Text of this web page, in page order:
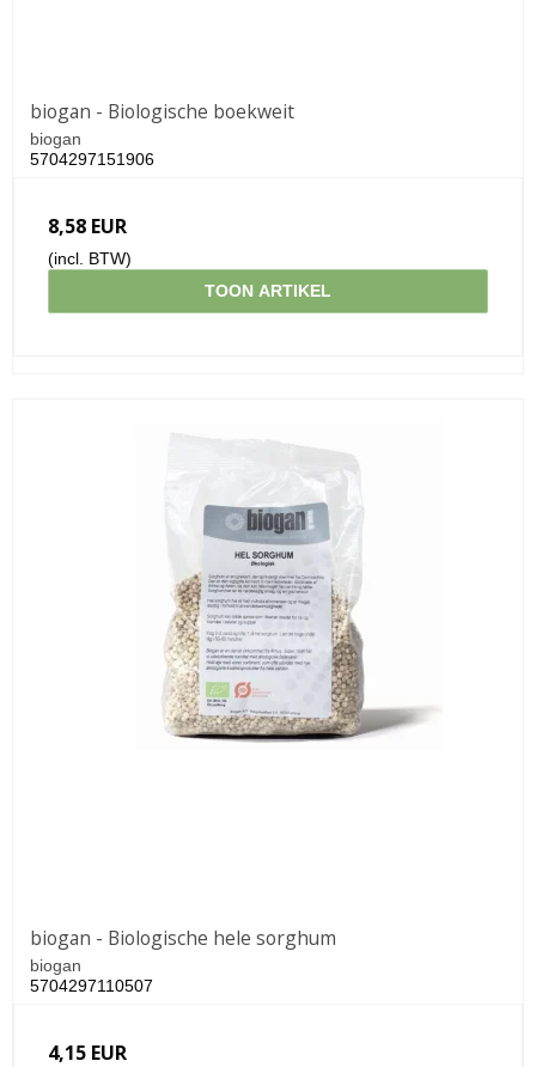
biogan - Biologische boekweit
biogan
5704297151906
8,58 EUR
(incl. BTW)
TOON ARTIKEL
biogan - Biologische hele sorghum
biogan
5704297110507
4,15 EUR